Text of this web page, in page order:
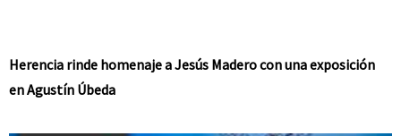
Herencia rinde homenaje a Jesús Madero con una exposición
en Agustín Úbeda